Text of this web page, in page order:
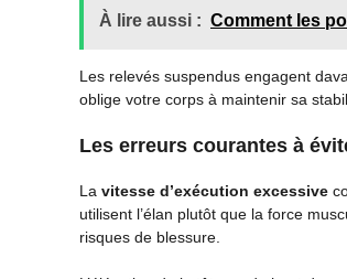
À lire aussi : Comment les
Les relevés suspendus engagent
oblige votre corps à maintenir sa
Les erreurs courantes à
La vitesse d’exécution excessive
utilisent l’élan plutôt que la force
risques de blessure.